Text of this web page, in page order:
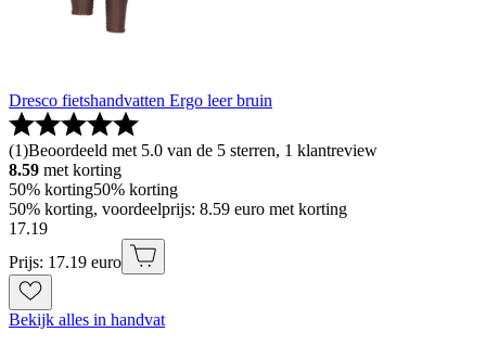
Dresco fietshandvatten Ergo leer bruin
(1)Beoordeeld met 5.0 van de 5 sterren, 1 klantreview
8.59 met korting
50% korting50% korting
50% korting, voordeelprijs: 8.59 euro met korting
17.19
Prijs: 17.19 euro
Bekijk alles in handvat